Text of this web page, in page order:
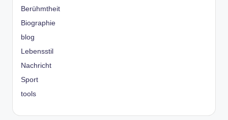
Berühmtheit
Biographie
blog
Lebensstil
Nachricht
Sport
tools